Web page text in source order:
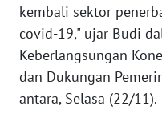
kembali sektor
covid-19," ujar Budi
Keberlangsungan
dan Dukungan
antara, Selasa (22/11).
Regional
SUMUT
WN